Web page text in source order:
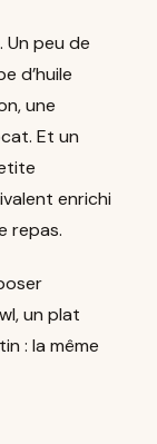
Un peu de
d’huile
une
Et un
enrichi
repas.
un plat
: la même